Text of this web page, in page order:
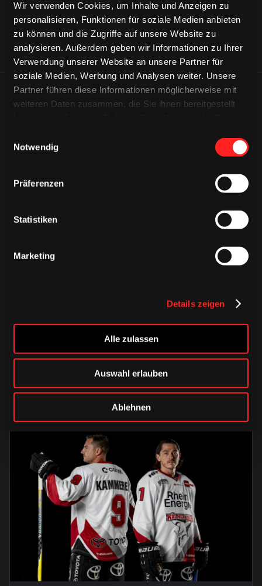
Wir verwenden Cookies, um Inhalte und Anzeigen zu
personalisieren, Funktionen für soziale Medien anbieten
zu können und die Zugriffe auf unsere Website zu
analysieren. Außerdem geben wir Informationen zu Ihrer
Verwendung unserer Website an unsere Partner für
soziale Medien, Werbung und Analysen weiter. Unsere
Partner führen diese Informationen möglicherweise mit
weiteren Daten zusammen, die Sie ihnen bereitgestellt
Notwendig
Präferenzen
Statistiken
Marketing
Details zeigen
Alle zulassen
Auswahl erlauben
Ablehnen
ÄHNLICHE NEWS
Alle Infos zum öffentlichen
Trainingsauftakt am Sonntag im
Haie-Zentrum
Saison 2026/2027